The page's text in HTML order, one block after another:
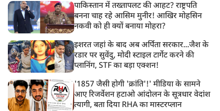
पाकिस्तान में तख्तापलट की आहट? राष्ट्रपति
बनना चाह रहे आसिम मुनीर! आखिर मोहसिन
नकवी को ही क्यों बनाया मोहरा?
इशरत जहां के बाद अब अर्पिता सरकार...जैश के
रडार पर सुवेंदु, मोदी स्टाइल टार्गेट करने की
प्लानिंग, STF का बड़ा एक्शन!
'1857 जैसी होगी 'क्रांति'!' मीडिया के सामने
आए रिजर्वेशन हटाओ आंदोलन के सूत्रधार वेदांश
त्यागी, बता दिया RHA का मास्टरप्लान